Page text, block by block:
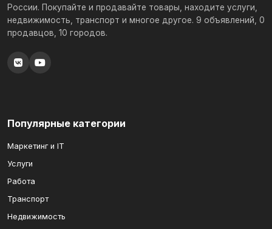
России. Покупайте и продавайте товары, находите услуги,
недвижимость, транспорт и многое другое. 9 объявлений, 0
продавцов, 10 городов.
Популярные категории
Маркетинг и IT
Услуги
Работа
Транспорт
Недвижимость